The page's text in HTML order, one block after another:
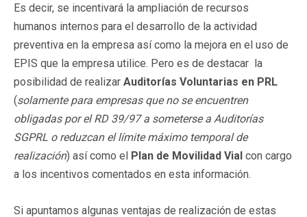
Es decir, se incentivará la ampliación de recursos
humanos internos para el desarrollo de la actividad
preventiva en la empresa así como la mejora en el uso de
EPIS que la empresa utilice. Pero es de destacar la
posibilidad de realizar Auditorías Voluntarias en PRL
(solamente para empresas que no se encuentren
obligadas por el RD 39/97 a someterse a Auditorías
SGPRL o reduzcan el límite máximo temporal de
realización) así como el Plan de Movilidad Vial con cargo
a los incentivos comentados en esta información.
Si apuntamos algunas ventajas de realización de estas